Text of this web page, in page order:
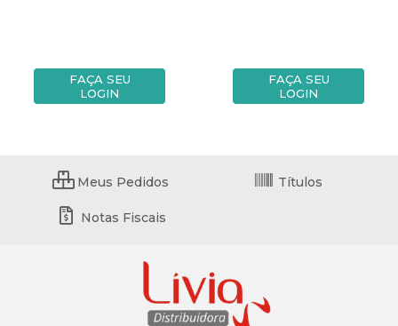
FAÇA SEU
LOGIN
FAÇA SEU
LOGIN
Meus Pedidos Títulos
Notas Fiscais